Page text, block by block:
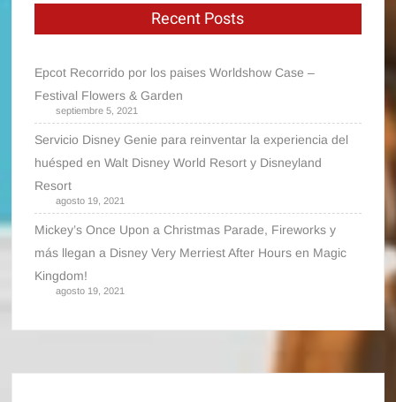
Recent Posts
Epcot Recorrido por los paises Worldshow Case –
Festival Flowers & Garden
septiembre 5, 2021
Servicio Disney Genie para reinventar la experiencia del
huésped en Walt Disney World Resort y Disneyland
Resort
agosto 19, 2021
Mickey’s Once Upon a Christmas Parade, Fireworks y
más llegan a Disney Very Merriest After Hours en Magic
Kingdom!
agosto 19, 2021